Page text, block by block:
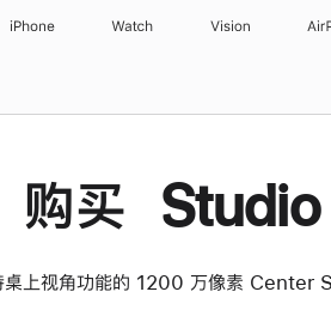
iPhone Watch Vision
购买
上视角功能的 1200 万像素 Center